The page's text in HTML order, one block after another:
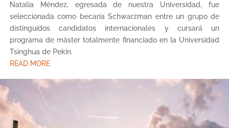
Natalia Méndez, egresada de nuestra Universidad, fue
seleccionada como becaria Schwarzman entre un grupo de
distinguidos candidatos internacionales y cursará un
programa de máster totalmente financiado en la Universidad
Tsinghua de Pekín.
READ MORE